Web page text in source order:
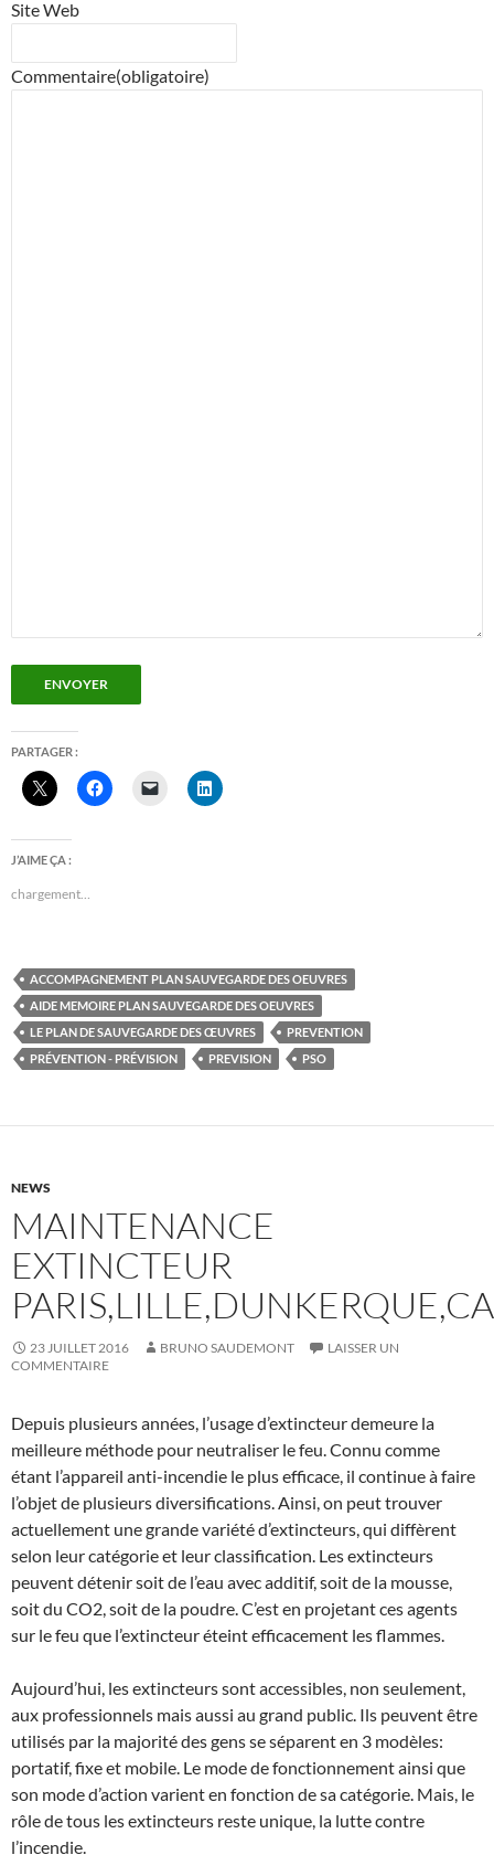
Site Web
Commentaire(obligatoire)
ENVOYER
PARTAGER :
J’AIME ÇA :
chargement…
ACCOMPAGNEMENT PLAN SAUVEGARDE DES OEUVRES
AIDE MEMOIRE PLAN SAUVEGARDE DES OEUVRES
LE PLAN DE SAUVEGARDE DES ŒUVRES
PREVENTION
PRÉVENTION - PRÉVISION
PREVISION PSO
NEWS
MAINTENANCE
EXTINCTEUR
23 JUILLET 2016 BRUNO SAUDEMONT
LAISSER UN
COMMENTAIRE
Depuis plusieurs années, l’usage d’extincteur demeure la
meilleure méthode pour neutraliser le feu. Connu comme
étant l’appareil anti-incendie le plus efficace, il continue à faire
l’objet de plusieurs diversifications. Ainsi, on peut trouver
actuellement une grande variété d’extincteurs, qui diffèrent
selon leur catégorie et leur classification. Les extincteurs
peuvent détenir soit de l’eau avec additif, soit de la mousse,
soit du CO2, soit de la poudre. C’est en projetant ces agents
sur le feu que l’extincteur éteint efficacement les flammes.
Aujourd’hui, les extincteurs sont accessibles, non seulement,
aux professionnels mais aussi au grand public. Ils peuvent être
utilisés par la majorité des gens se séparent en 3 modèles:
portatif, fixe et mobile. Le mode de fonctionnement ainsi que
son mode d’action varient en fonction de sa catégorie. Mais, le
rôle de tous les extincteurs reste unique, la lutte contre
l’incendie.